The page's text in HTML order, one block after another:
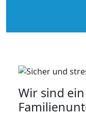
Wir sind ein